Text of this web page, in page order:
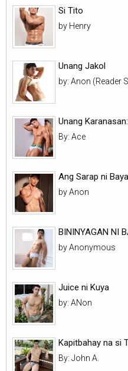
Si Tito
by Henry
Unang Jakol
by: Anon (Reader
Unang
By: Ace
Ang Sarap ni
by Anon
BININYAGAN NI
by Anonymous
Juice ni Kuya
by: ANon
Kapitbahay na si
By: John A.